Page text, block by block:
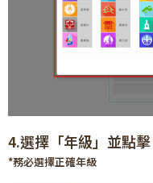
4.選擇「年級」並點
*務必選擇正確年級